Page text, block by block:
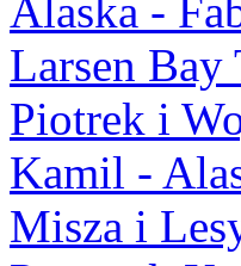
Alaska -
Larsen Bay
Piotrek i
Kamil -
Misza i